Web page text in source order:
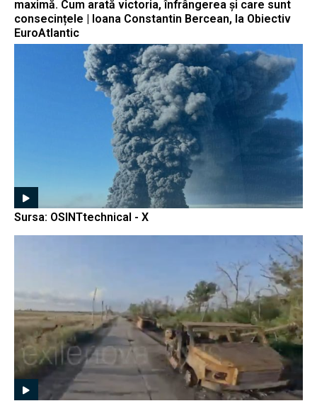
maximă. Cum arată victoria, înfrângerea și care sunt
consecințele | Ioana Constantin Bercean, la Obiectiv
EuroAtlantic
Sursa: OSINTtechnical - X